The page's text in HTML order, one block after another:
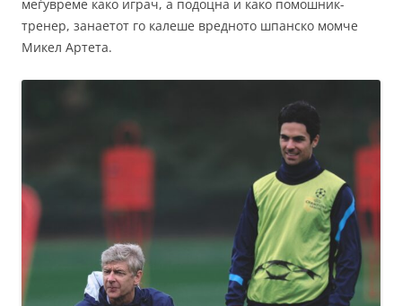
меѓувреме како играч, а подоцна и како помошник-
тренер, занаетот го калеше вредното шпанско момче
Микел Артета.